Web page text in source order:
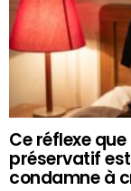
Ce réflexe
préservatif
condamne à